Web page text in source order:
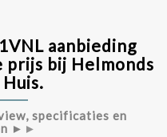
aanbieding
prijs bij Helmonds
specificaties en
► ►